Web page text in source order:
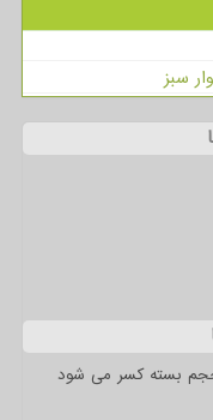
سبز
حجم بسته کسر می شود